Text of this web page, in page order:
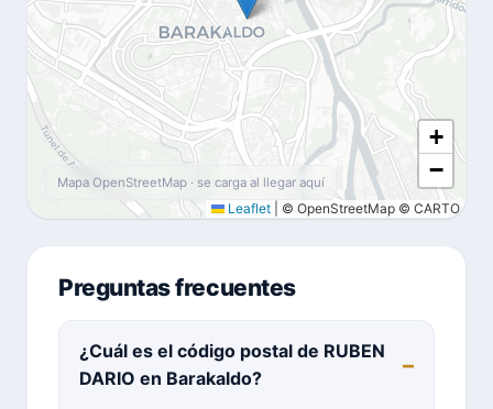
+
−
Leaflet © OpenStreetMap © CARTO
Mapa OpenStreetMap · se carga al llegar aquí
Preguntas frecuentes
¿Cuál es el código postal de RUBEN
DARIO en Barakaldo?